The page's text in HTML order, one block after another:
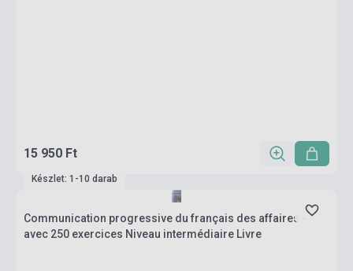
15 950 Ft
Készlet: 1-10 darab
Communication progressive du français des affaires -
avec 250 exercices Niveau intermédiaire Livre